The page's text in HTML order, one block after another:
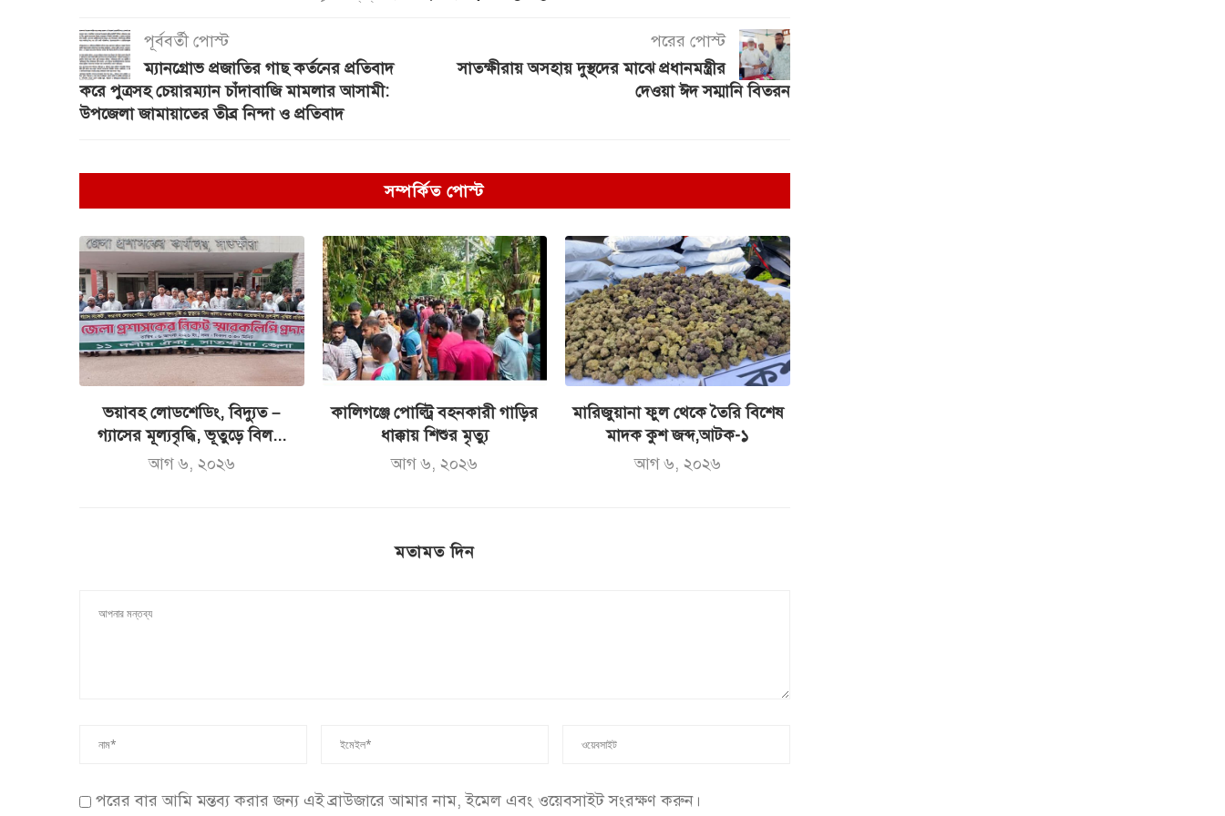
পূর্ববর্তী পোস্ট
ম্যানগ্রোভ প্রজাতির গাছ কর্তনের প্রতিবাদ
করে পুত্রসহ চেয়ারম্যান চাঁদাবাজি মামলার আসামী:
উপজেলা জামায়াতের তীব্র নিন্দা ও প্রতিবাদ
পরের পোস্ট
সাতক্ষীরায় অসহায় দুস্থদের মাঝে প্রধানমন্ত্রীর
দেওয়া ঈদ সম্মানি বিতরন
সম্পর্কিত পোস্ট
ভয়াবহ লোডশেডিং, বিদ্যুত –
গ্যাসের মূল্যবৃদ্ধি, ভূতুড়ে বিল...
আগ ৬, ২০২৬
কালিগঞ্জে পোল্ট্রি বহনকারী গাড়ির
ধাক্কায় শিশুর মৃত্যু
আগ ৬, ২০২৬
মারিজুয়ানা ফুল থেকে তৈরি বিশেষ
মাদক কুশ জব্দ,আটক-১
আগ ৬, ২০২৬
মতামত দিন
পরের বার আমি মন্তব্য করার জন্য এই ব্রাউজারে আমার নাম, ইমেল এবং ওয়েবসাইট সংরক্ষণ করুন।